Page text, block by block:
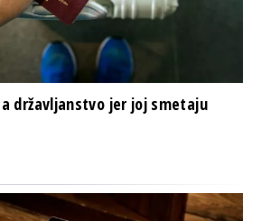
državljanstvo jer joj smetaju